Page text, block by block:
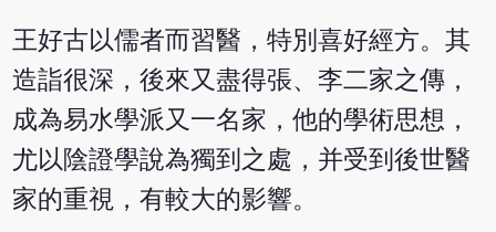
王好古以儒者而習醫，特別喜好經方。其
造詣很深，後來又盡得張、李二家之傳，
成為易水學派又一名家，他的學術思想，
尤以陰證學說為獨到之處，并受到後世醫
家的重視，有較大的影響。